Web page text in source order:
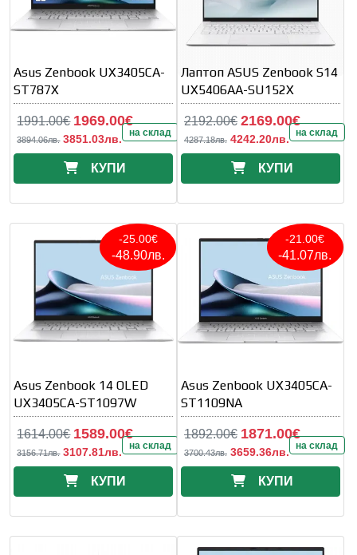
Asus Zenbook UX3405CA-
ST787X
1991.00€ 1969.00€
3894.06лв. 3851.03лв. на склад
КУПИ
Лаптоп ASUS Zenbook S14
UX5406AA-SU152X
2192.00€ 2169.00€
4287.18лв. 4242.20лв. на склад
КУПИ
-25.00€
-48.90лв.
Asus Zenbook 14 OLED
UX3405CA-ST1097W
1614.00€ 1589.00€
3156.71лв. 3107.81лв. на склад
КУПИ
-21.00€
-41.07лв.
Asus Zenbook UX3405CA-
ST1109NA
1892.00€ 1871.00€
3700.43лв. 3659.36лв. на склад
КУПИ